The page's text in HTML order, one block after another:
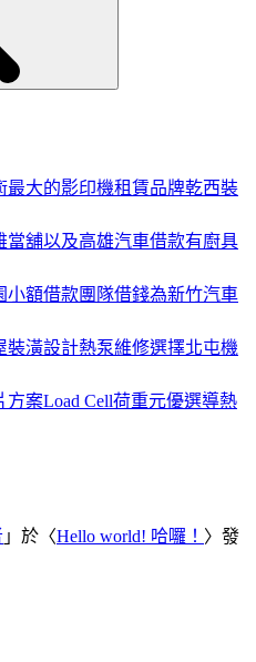
最大的影印機租賃品牌乾西裝
當舖以及高雄汽車借款有廚具
小額借款團隊借錢為新竹汽車
裝潢設計熱泵維修選擇北屯機
案Load Cell荷重元優選導熱
」於〈Hello world! 哈囉！ 〉發